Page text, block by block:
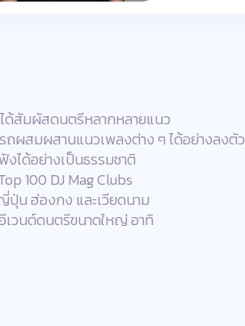
ด้สัมผัสดนตรีหลากหลายแนว
ถผสมผสานแนวเพลงต่าง ๆ ได้อย่างลงตัว
ได้อย่างเป็นธรรมชาติ
100 DJ Mag Clubs
ปุ่น ฮ่องกง และเวียดนาม
วนต์ดนตรีขนาดใหญ่ อาทิ